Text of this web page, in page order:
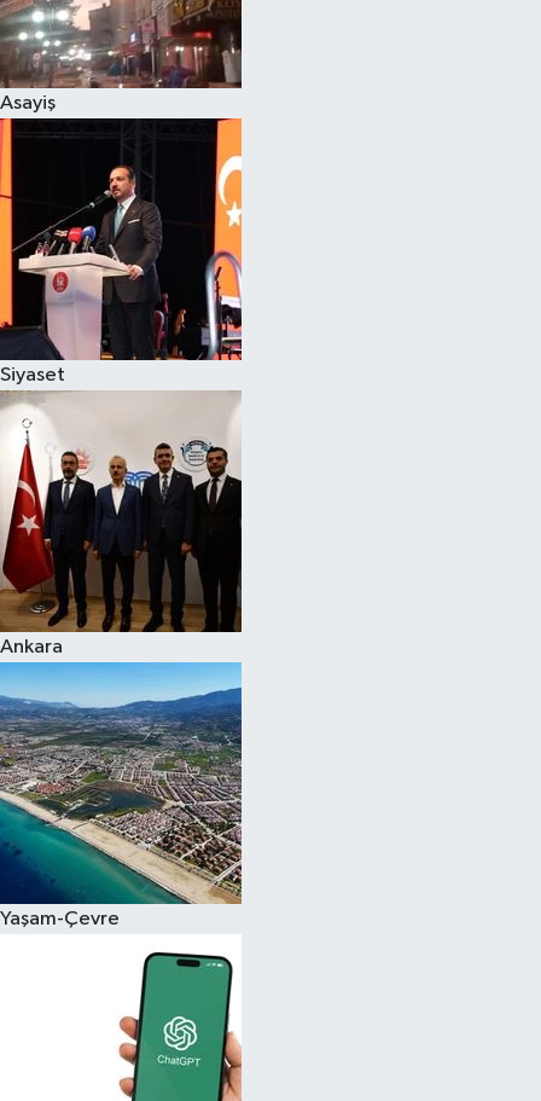
Asayiş
Siyaset
Ankara
Yaşam-Çevre
Spor
Çocuk
Eğitim
Hava Durumu
Kadın
Kültür Sanat
Sağlık
Siyaset
Teknoloji
Televizyon
Yaşam-Çevre